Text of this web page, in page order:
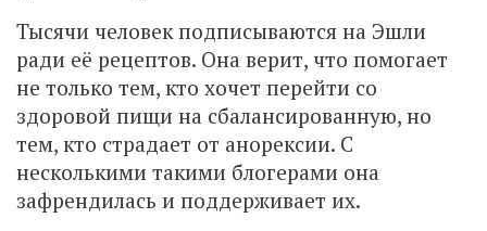
Тысячи человек подписываются на Эшли
ради её рецептов. Она верит, что помогает
не только тем, кто хочет перейти со
здоровой пищи на сбалансированную, но
тем, кто страдает от анорексии. С
несколькими такими блогерами она
зафрендилась и поддерживает их.